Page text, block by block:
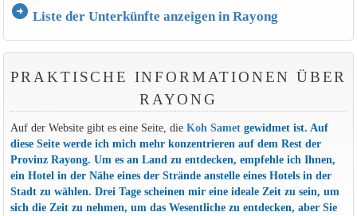
arrow_circle_right Liste der Unterkünfte anzeigen in Rayong
PRAKTISCHE INFORMATIONEN ÜBER
RAYONG
Auf der Website gibt es eine Seite, die Koh Samet gewidmet ist. Auf
diese Seite werde ich mich mehr konzentrieren auf dem Rest der
Provinz Rayong. Um es an Land zu entdecken, empfehle ich Ihnen,
ein Hotel in der Nähe eines der Strände anstelle eines Hotels in der
Stadt zu wählen. Drei Tage scheinen mir eine ideale Zeit zu sein, um
sich die Zeit zu nehmen, um das Wesentliche zu entdecken, aber Sie